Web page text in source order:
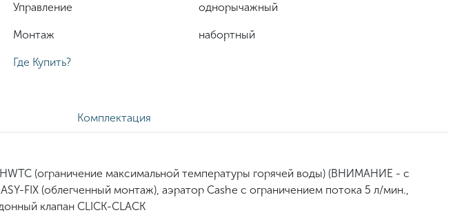
Управление однорычажный
Монтаж набортный
Где Купить?
Комплектация
(ограничение максимальной температуры горячей воды) (ВНИМАНИЕ - с
FIX (облегченный монтаж), аэратор Cashe с ограничением потока 5 л/мин.,
клапан CLICK-CLACK